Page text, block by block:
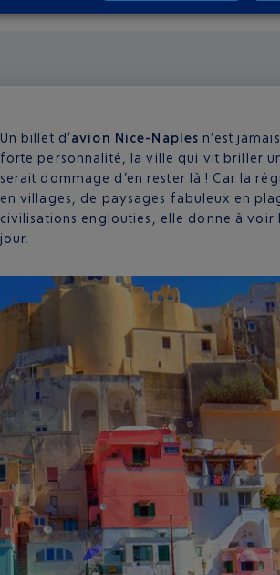
Un billet d’avion Nice-Naples n’est
forte personnalité, la ville qui vit briller
serait dommage d’en rester là ! Car la
en villages, de paysages fabuleux en
civilisations englouties, elle donne à
jour.